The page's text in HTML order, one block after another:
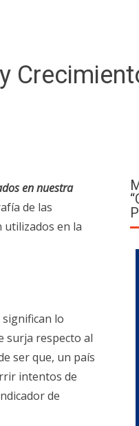
en nuestra
de las
utilizados en la
significan lo
surja respecto al
ser que, un país
intentos de
de